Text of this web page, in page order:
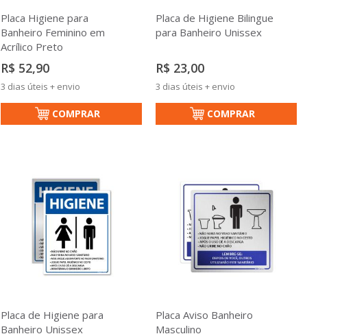
Placa Higiene para
Banheiro Feminino em
Acrílico Preto
R$ 52,90
3 dias úteis + envio
COMPRAR
Placa de Higiene Bilingue
para Banheiro Unissex
R$ 23,00
3 dias úteis + envio
COMPRAR
Placa de Higiene para
Banheiro Unissex
Placa Aviso Banheiro
Masculino